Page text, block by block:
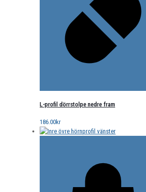
L-profil dörrstolpe nedre fram
186.00kr